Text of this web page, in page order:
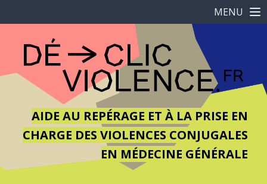
MENU
AIDE AU REPÉRAGE ET À LA PRISE EN
CHARGE DES VIOLENCES CONJUGALES
EN MÉDECINE GÉNÉRALE